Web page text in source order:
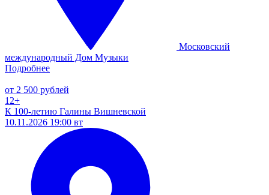
Московский
международный Дом Музыки
Подробнее
от 2 500 рублей
12+
К 100-летию Галины Вишневской
10.11.2026 19:00 вт